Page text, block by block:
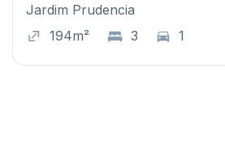
Jardim Prudencia
194m²
3 1